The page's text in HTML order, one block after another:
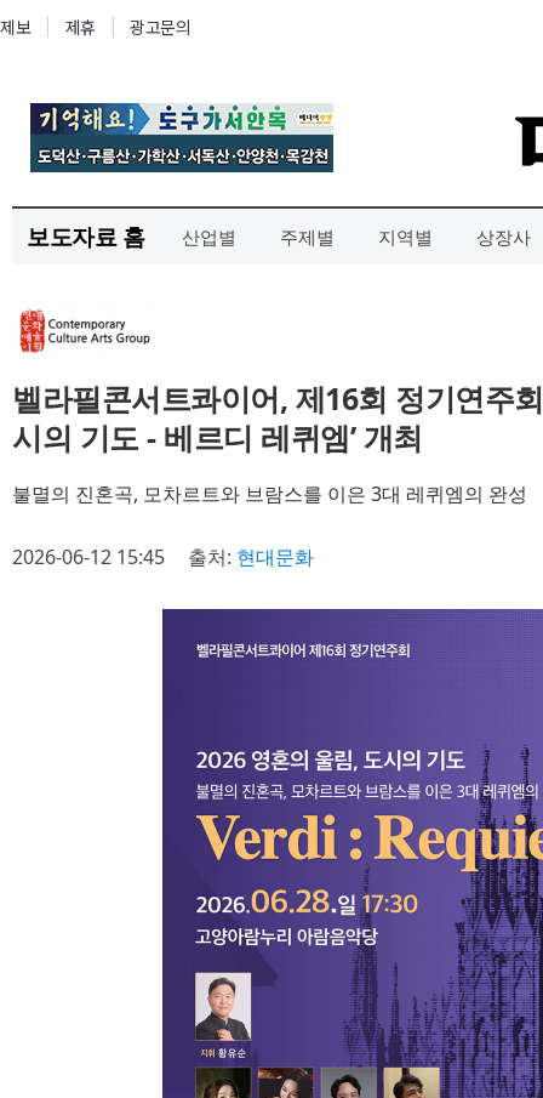
보도자료 홈 산업별 주제별 지역별 상장사
벨라필콘서트콰이어, 제16회 정기연주
시의 기도 - 베르디 레퀴엠’ 개최
불멸의 진혼곡, 모차르트와 브람스를 이은 3대 레퀴엠의 완성
2026-06-12 15:45 출처: 현대문화